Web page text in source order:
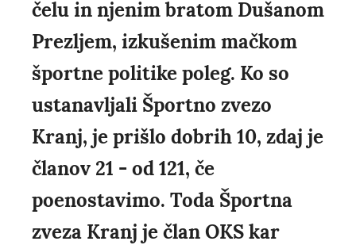
čelu in njenim bratom Dušanom
Prezljem, izkušenim mačkom
športne politike poleg. Ko so
ustanavljali Športno zvezo
Kranj, je prišlo dobrih 10, zdaj je
članov 21 - od 121, če
poenostavimo. Toda Športna
zveza Kranj je član OKS kar